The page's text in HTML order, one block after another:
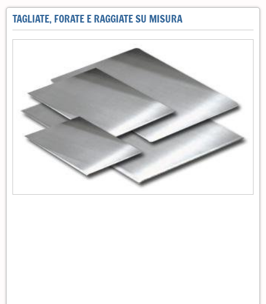
TAGLIATE, FORATE E RAGGIATE SU MISURA